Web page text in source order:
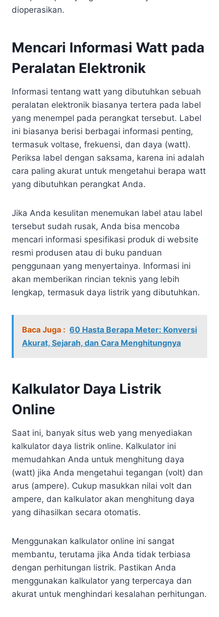
dioperasikan.
Mencari Informasi Watt pada
Peralatan Elektronik
Informasi tentang watt yang dibutuhkan sebuah
peralatan elektronik biasanya tertera pada label
yang menempel pada perangkat tersebut. Label
ini biasanya berisi berbagai informasi penting,
termasuk voltase, frekuensi, dan daya (watt).
Periksa label dengan saksama, karena ini adalah
cara paling akurat untuk mengetahui berapa watt
yang dibutuhkan perangkat Anda.
Jika Anda kesulitan menemukan label atau label
tersebut sudah rusak, Anda bisa mencoba
mencari informasi spesifikasi produk di website
resmi produsen atau di buku panduan
penggunaan yang menyertainya. Informasi ini
akan memberikan rincian teknis yang lebih
lengkap, termasuk daya listrik yang dibutuhkan.
Baca Juga : 60 Hasta Berapa Meter: Konversi
Akurat, Sejarah, dan Cara Menghitungnya
Kalkulator Daya Listrik
Online
Saat ini, banyak situs web yang menyediakan
kalkulator daya listrik online. Kalkulator ini
memudahkan Anda untuk menghitung daya
(watt) jika Anda mengetahui tegangan (volt) dan
arus (ampere). Cukup masukkan nilai volt dan
ampere, dan kalkulator akan menghitung daya
yang dihasilkan secara otomatis.
Menggunakan kalkulator online ini sangat
membantu, terutama jika Anda tidak terbiasa
dengan perhitungan listrik. Pastikan Anda
menggunakan kalkulator yang terpercaya dan
akurat untuk menghindari kesalahan perhitungan.